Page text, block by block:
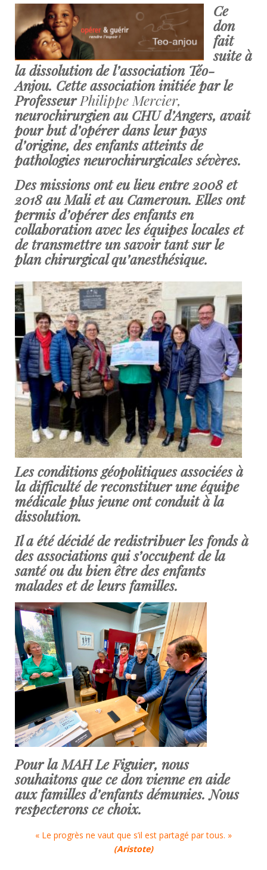
Ce
don
fait
suite à
la dissolution de l’association Téo-
Anjou. Cette association initiée par le
ProfesseurPhilippe Mercier,
neurochirurgien au CHU d’Angers, avait
pour but d’opérer dans leur pays
d’origine, des enfants atteints de
pathologies neurochirurgicales sévères.
Des missions ont eu lieu entre 2008 et
2018 au Mali et au Cameroun. Elles ont
permis d’opérer des enfants en
collaboration avec les équipes locales et
de transmettre un savoir tant sur le
plan chirurgical qu’anesthésique.
Les conditions géopolitiques associées à
la difficulté de reconstituer une équipe
médicale plus jeune ont conduit à la
dissolution.
Il a été décidé de redistribuer les fonds à
des associations qui s’occupent de la
santé ou du bien être des enfants
malades et de leurs familles.
Pour la MAH Le Figuier, nous
souhaitons que ce don vienne en aide
aux familles d’enfants démunies.Nous
respecterons ce choix.
« Le progrès ne vaut que s’il est partagé par tous. »
(Aristote)